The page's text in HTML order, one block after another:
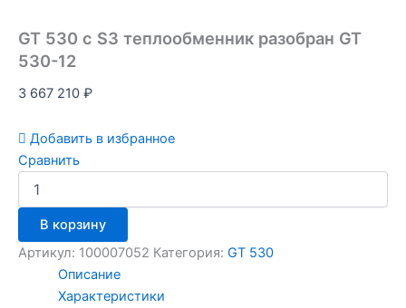
GT 530 с S3 теплообменник разобран GT
530-12
3 667 210 ₽
Добавить в избранное
Сравнить
В корзину
Артикул: 100007052 Категория: GT 530
Описание
Характеристики